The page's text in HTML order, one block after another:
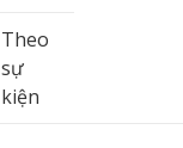
Theo
sự
kiện